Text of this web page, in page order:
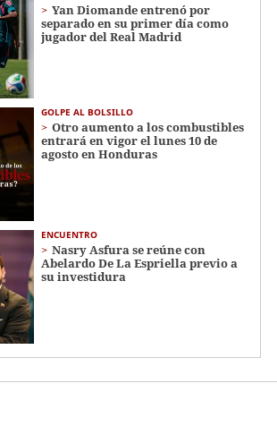
Yan Diomande entrenó por
separado en su primer día como
jugador del Real Madrid
GOLPE AL BOLSILLO
Otro aumento a los combustibles
entrará en vigor el lunes 10 de
agosto en Honduras
ENCUENTRO
Nasry Asfura se reúne con
Abelardo De La Espriella previo a
su investidura